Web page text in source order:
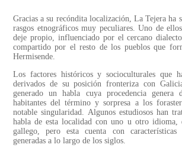
Gracias a su recóndita localización, La Tejera ha
rasgos etnográficos muy peculiares. Uno de
deje propio, influenciado por el cercano
compartido por el resto de los pueblos que
Hermisende.
Los factores históricos y socioculturales que
derivados de su posición fronteriza con
generado un habla cuya procedencia genera
habitantes del término y sorpresa a los
notable singularidad. Algunos estudiosos han
habla de esta localidad con uno u otro idioma,
gallego, pero esta cuenta con características
generadas a lo largo de los siglos.